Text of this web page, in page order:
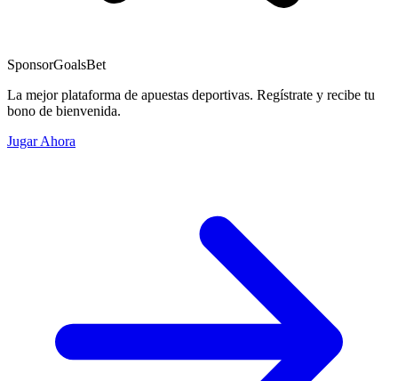
SponsorGoalsBet
La mejor plataforma de apuestas deportivas. Regístrate y recibe tu
bono de bienvenida.
Jugar Ahora